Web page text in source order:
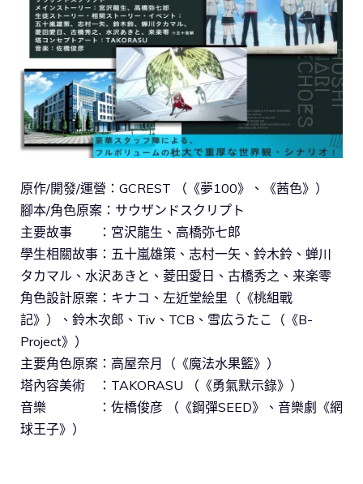
原作/開發/運營：GCREST （《夢100》、《茜色》）
腳本/角色原案：サウザンドスクリプト
主要故事 ：宮沢龍生、高橋弥七郎
學生相關故事：五十嵐雄策、志村一矢、鈴木鈴、蝉川
タカマル、水沢あきと、菱田愛日、古橋秀之、来楽零
角色設計原案：キナコ、左近堂絵里（《桃組戰
記》）、鈴木次郎、Tiv、TCB、雪広うたこ（《B-
Project》）
主要角色原案：高屋奈月（《魔法水果籃》）
塔內容美術 ：TAKORASU （《勇氣默示錄》）
音樂 ：佐橋俊彦 （《鋼彈SEED》、音樂劇《網
球王子》）